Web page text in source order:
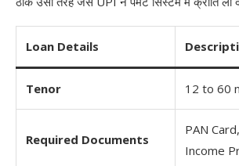
Loan Details
Tenor 12 to 60
Required Documents
PAN
Income